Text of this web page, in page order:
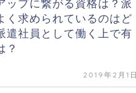
ップに繋がる資格は？派
く求められているのはど
遣社員として働く上で有
？
2019年2月1